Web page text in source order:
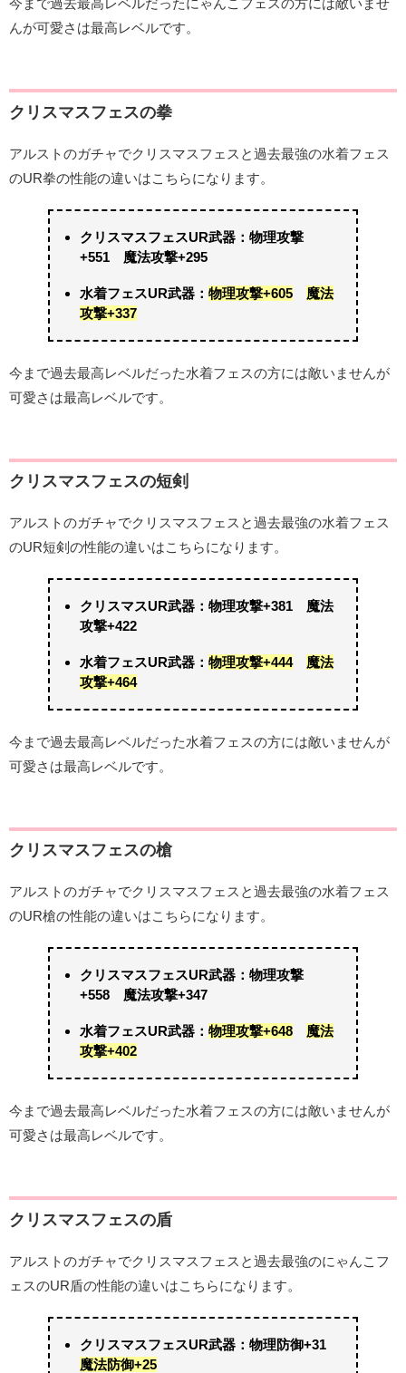
今まで過去最高レベルだったにゃんこフェスの方には敵いませ
んが可愛さは最高レベルです。
クリスマスフェスの拳
アルストのガチャでクリスマスフェスと過去最強の水着フェス
のUR拳の性能の違いはこちらになります。
クリスマスフェスUR武器：物理攻撃
+551 魔法攻撃+295
水着フェスUR武器： 物理攻撃+605
魔法
攻撃+337
今まで過去最高レベルだった水着フェスの方には敵いませんが
可愛さは最高レベルです。
クリスマスフェスの短剣
アルストのガチャでクリスマスフェスと過去最強の水着フェス
のUR短剣の性能の違いはこちらになります。
クリスマスUR武器：物理攻撃+381 魔法
攻撃+422
水着フェスUR武器： 物理攻撃+444
魔法
攻撃+464
今まで過去最高レベルだった水着フェスの方には敵いませんが
可愛さは最高レベルです。
クリスマスフェスの槍
アルストのガチャでクリスマスフェスと過去最強の水着フェス
のUR槍の性能の違いはこちらになります。
クリスマスフェスUR武器：物理攻撃
+558 魔法攻撃+347
水着フェスUR武器： 物理攻撃+648
魔法
攻撃+402
今まで過去最高レベルだった水着フェスの方には敵いませんが
可愛さは最高レベルです。
クリスマスフェスの盾
アルストのガチャでクリスマスフェスと過去最強のにゃんこフ
ェスのUR盾の性能の違いはこちらになります。
クリスマスフェスUR武器：物理防御+31
魔法防御+25